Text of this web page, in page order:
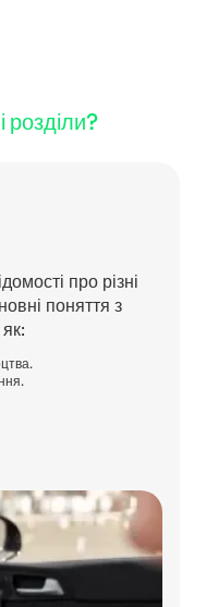
розділи?
про різні
поняття з